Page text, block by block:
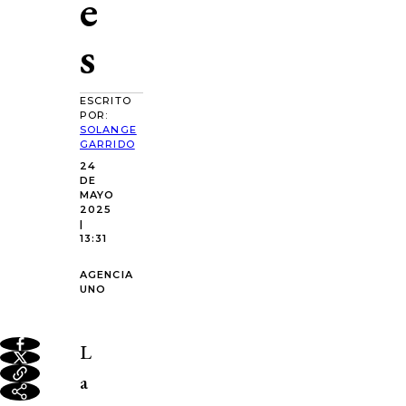
s
ESCRITO
POR:
SOLANGE
GARRIDO
24
DE
MAYO
2025
|
13:31
AGENCIA
UNO
L
a